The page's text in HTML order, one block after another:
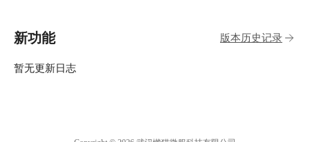
新功能 版本历史记录
暂无更新日志